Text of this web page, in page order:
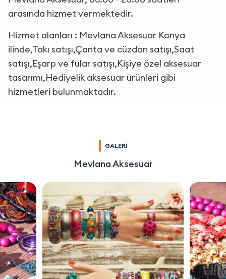
arasında hizmet vermektedir.
Hizmet alanları : Mevlana Aksesuar Konya
ilinde,Takı satışı,Çanta ve cüzdan satışı,Saat
satışı,Eşarp ve fular satışı,Kişiye özel aksesuar
tasarımı,Hediyelik aksesuar ürünleri gibi
hizmetleri bulunmaktadır.
GALERİ
Mevlana Aksesuar